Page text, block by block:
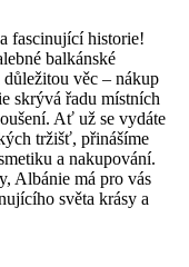
fascinující historie!
balkánské
důležitou ⁢věc – nákup
skrývá ​řadu místních
‍Ať už se ⁢vydáte⁢
tržišť, přinášíme⁢
a nakupování.
Albánie má pro vás
světa krásy​ a